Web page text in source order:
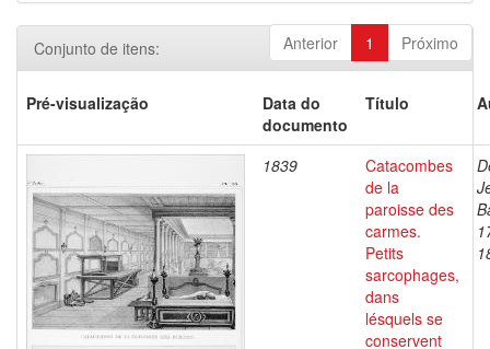
Anterior 1 Próximo
Conjunto de itens:
Pré-visualização
Data do
documento
Título
1839
Catacombes
de la
paroisse des
carmes.
Petits
sarcophages,
dans
lésquels se
conservent